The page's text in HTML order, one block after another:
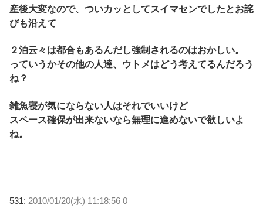
産後大変なので、ついカッとしてスイマセンでしたとお詫
びも沿えて
２泊云々は都合もあるんだし強制されるのはおかしい。
っていうかその他の人達、ウトメはどう考えてるんだろう
ね？
雑魚寝が気にならない人はそれでいいけど
スペース確保が出来ないなら無理に進めないで欲しいよ
ね。
531: 2010/01/20(水) 11:18:56 0